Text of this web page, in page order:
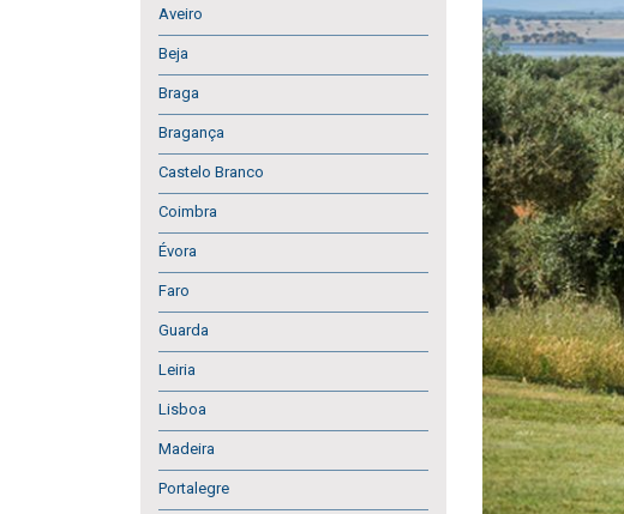
Aveiro
Beja
Braga
Bragança
Castelo Branco
Coimbra
Évora
Faro
Guarda
Leiria
Lisboa
Madeira
Portalegre